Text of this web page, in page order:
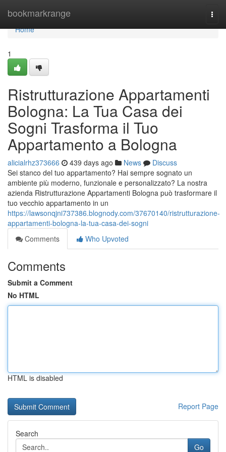
bookmarkrange
Home
Home
1
Ristrutturazione Appartamenti
Bologna: La Tua Casa dei
Sogni Trasforma il Tuo
Appartamento a Bologna
alicialrhz373666 439 days ago News
Discuss
Sei stanco del tuo appartamento? Hai sempre sognato un
ambiente più moderno, funzionale e personalizzato? La nostra
azienda Ristrutturazione Appartamenti Bologna può trasformare il
tuo vecchio appartamento in un
https://lawsonqjni737386.blognody.com/37670140/ristrutturazione-
appartamenti-bologna-la-tua-casa-dei-sogni
Comments
Who Upvoted
Comments
Submit a Comment
No HTML
HTML is disabled
Report Page
Search
Go